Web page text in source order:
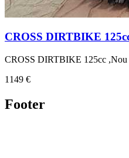
CROSS DIRTBIKE
CROSS DIRTBIKE 125cc
1149 €
Footer